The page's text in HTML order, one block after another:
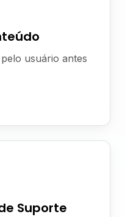
usuário antes
Suporte